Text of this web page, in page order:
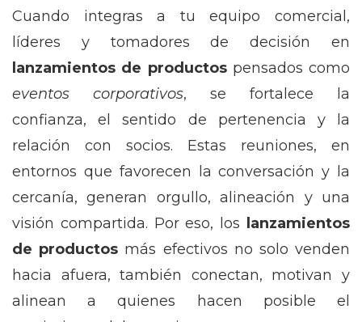
Cuando integras a tu equipo comercial,
líderes y tomadores de decisión en
lanzamientos de productospensados como
eventos corporativos, se fortalece la
confianza, el sentido de pertenencia y la
relación con socios. Estas reuniones, en
entornos que favorecen la conversación y la
cercanía, generan orgullo, alineación y una
visión compartida. Por eso, los
lanzamientos
de productos más efectivos no solo venden
hacia afuera, también conectan, motivan y
alinean a quienes hacen posible el